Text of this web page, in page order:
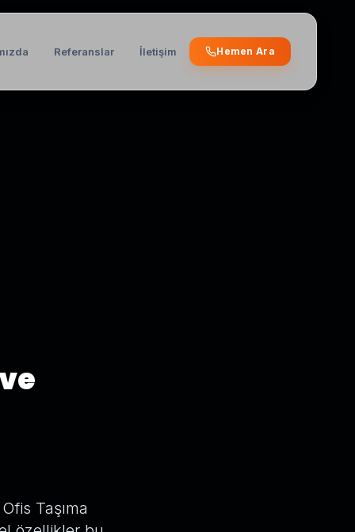
Referanslar İletişim Hemen Ara
Taşıma